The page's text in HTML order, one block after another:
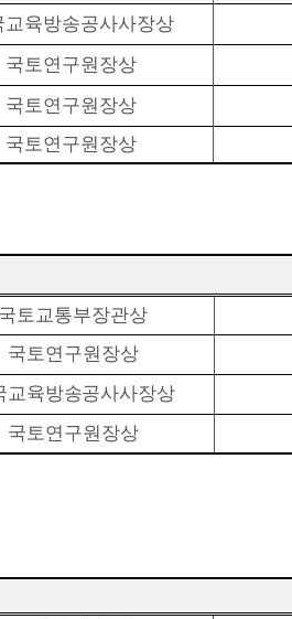
교육방송공사사장상
국토연구원장상
국토연구원장상
국토연구원장상
국토교통부장관상
국토연구원장상
교육방송공사사장상
국토연구원장상